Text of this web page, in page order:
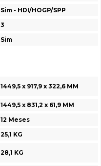
Sim - HDI/HOGP/SPP
3
Sim
1449,5 x 917,9 x 322,6 MM
1449,5 x 831,2 x 61,9 MM
12 Meses
25,1 KG
28,1 KG